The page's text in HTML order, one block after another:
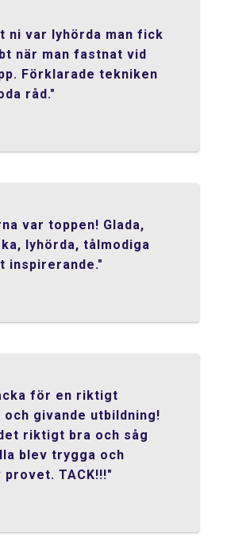
ni var lyhörda man fick
när man fastnat vid
Förklarade tekniken
råd."
var toppen! Glada,
lyhörda, tålmodiga
inspirerande."
för en riktigt
givande utbildning!
riktigt bra och såg
blev trygga och
provet. TACK!!!"